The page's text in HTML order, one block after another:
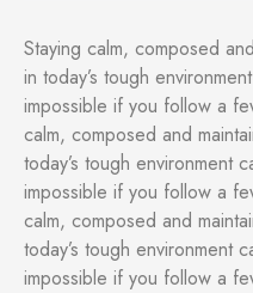
Staying calm, composed
in today’s tough
impossible if you follow a
calm, composed and
today’s tough environment
impossible if you follow a
calm, composed and
today’s tough environment
impossible if you follow a